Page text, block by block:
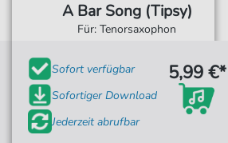
A Bar Song (Tipsy)
Für: Tenorsaxophon
Sofort verfügbar
Sofortiger Download
Jederzeit abrufbar
5,99 €*